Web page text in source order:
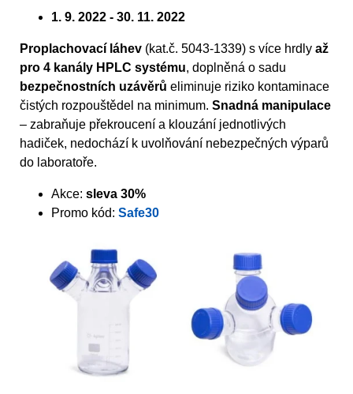
1. 9. 2022 - 30. 11. 2022
Proplachovací láhev (kat.č. 5043-1339) s více hrdly až
pro 4 kanály HPLC systému, doplněná o sadu
bezpečnostních uzávěrů eliminuje riziko kontaminace
čistých rozpouštědel na minimum. Snadná manipulace
– zabraňuje překroucení a klouzání jednotlivých
hadiček, nedochází k uvolňování nebezpečných výparů
do laboratoře.
Akce: sleva 30%
Promo kód: Safe30